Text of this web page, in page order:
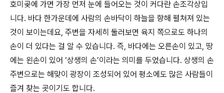
호미곶에 가면 가장 먼저 눈에 들어오는 것이 커다란 손조각상입
니다. 바다 한가운데에 사람의 손바닥이 하늘을 향해 펼쳐져 있는
것이 보이는데요, 주변을 자세히 둘러보면 육지 쪽으로도 하나의
손이 더 있다는 걸 알 수 있습니다. 즉, 바다에는 오른손이 있고, 땅
에는 왼손이 있어 ‘상생의 손’이라는 의미를 두었습니다. 상생의 손
주변으로는 해맞이 광장이 조성되어 있어 평소에도 많은 사람들이
즐겨 찾는 곳이기도 합니다.